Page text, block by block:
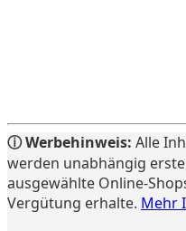
ⓘ Werbehinweis: Alle
werden unabhängig
ausgewählte Online-
Vergütung erhalte. Mehr